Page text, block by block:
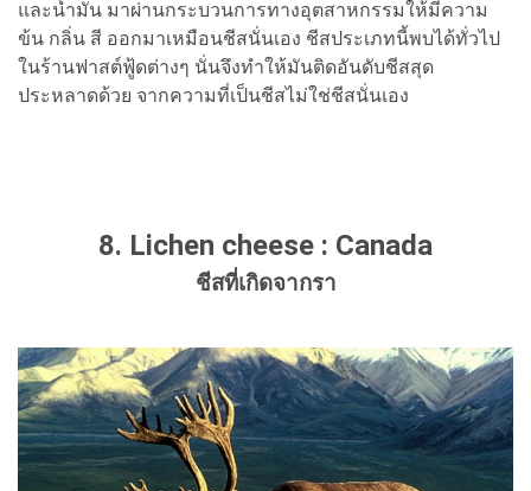
และน้ำมัน มาผ่านกระบวนการทางอุตสาหกรรมให้มีความ
ข้น กลิ่น สี ออกมาเหมือนชีสนั่นเอง ชีสประเภทนี้พบได้ทั่วไป
ในร้านฟาสต์ฟู้ดต่างๆ นั่นจึงทำให้มันติดอันดับชีสสุด
ประหลาดด้วย จากความที่เป็นชีสไม่ใช่ชีสนั่นเอง
8. Lichen cheese : Canada
ชีสที่เกิดจากรา